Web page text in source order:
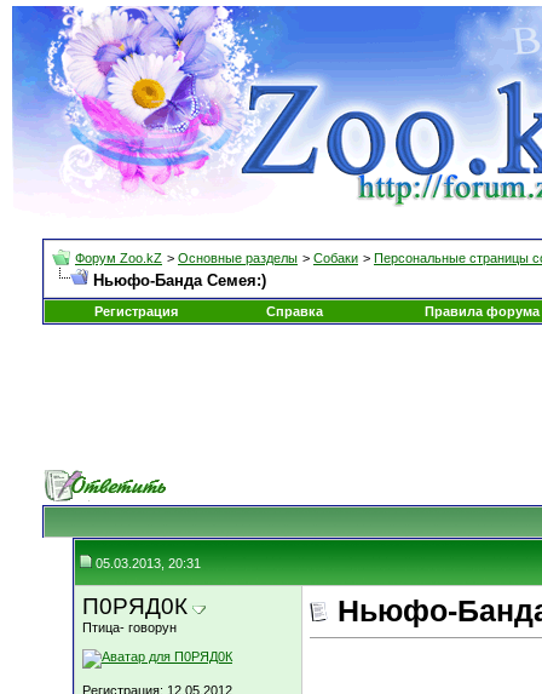
Форум Zoo.kZ > Основные разделы > Собаки > Персональные страницы
Ньюфо-Банда Семея:)
Регистрация Справка Правила форума
05.03.2013, 20:31
П0РЯД0К
Птица- говорун
Регистрация: 12.05.2012
Ньюфо-